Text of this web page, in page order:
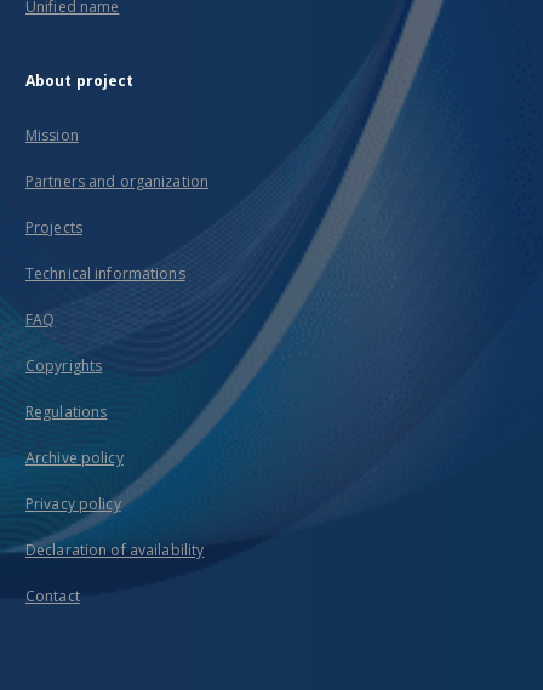
Unified name
About project
Mission
Partners and organization
Projects
Technical informations
FAQ
Copyrights
Regulations
Archive policy
Privacy policy
Declaration of availability
Contact